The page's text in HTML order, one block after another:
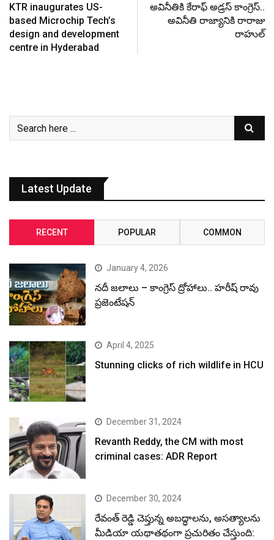
KTR inaugurates US-
based Microchip Tech’s
design and development
centre in Hyderabad
అవినీతికి కేరాఫ్ అడ్రస్ కాంగ్రెస్..
అవినీతి రాజ్యానికి రారాజు
రాహుల్
Latest Update
RECENT POPULAR COMMON
January 4, 2026
నదీ జలాలు – కాంగ్రెస్ ద్రోహాలు.. హరీష్ రావు
ప్రజెంటేషన్
April 4, 2025
Stunning clicks of rich wildlife in HCU
December 31, 2024
Revanth Reddy, the CM with most
criminal cases: ADR Report
December 30, 2024
రేవంత్ రెడ్డి చెప్తున్న అబద్ధాలను, అసత్యాలను
మీడియా యథాతథంగా ప్రచురితం చేస్తుంది: